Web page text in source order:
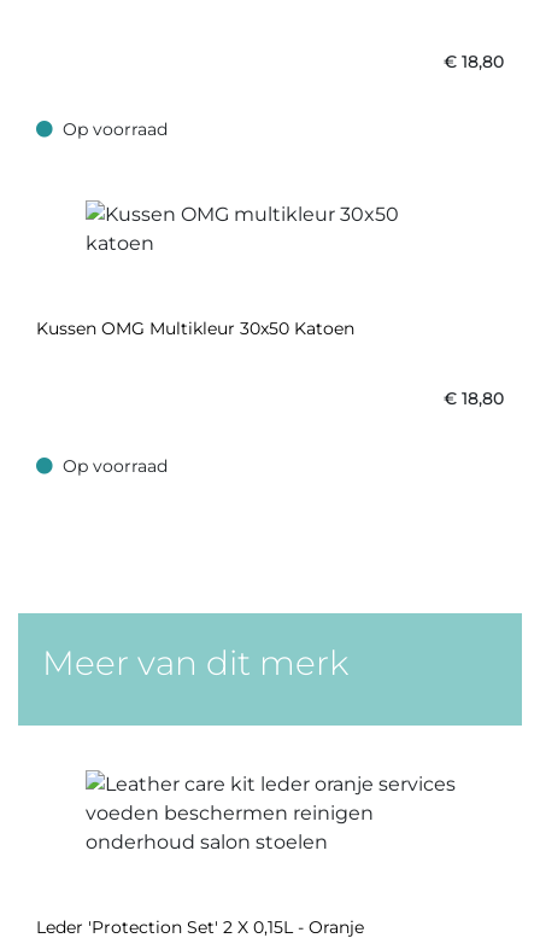
€ 18,80
Op voorraad
Op voorraad
Kussen OMG Multikleur 30x50 Katoen
€ 18,80
Op voorraad
Op voorraad
Meer van dit merk
Leder 'Protection Set' 2 X 0,15L - Oranje